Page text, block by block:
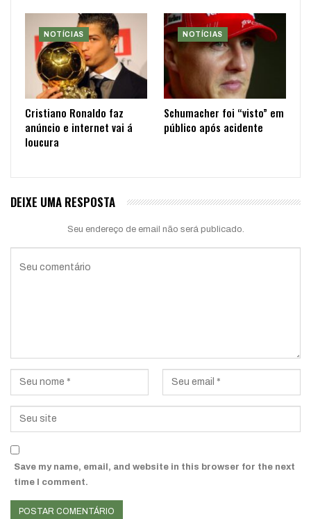
NOTÍCIAS
Cristiano Ronaldo faz
anúncio e internet vai á
loucura
NOTÍCIAS
Schumacher foi “visto” em
público após acidente
DEIXE UMA RESPOSTA
Seu endereço de email não será publicado.
Save my name, email, and website in this browser for the next
time I comment.